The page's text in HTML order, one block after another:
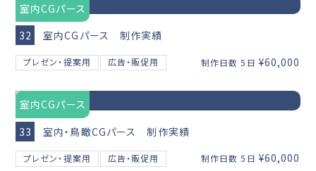
室内CGパース
32
室内CGパース 制作実績
プレゼン・提案用 広告・販促用 制作日数 5日 ¥60,000
室内CGパース
33
室内・鳥瞰CGパース 制作実績
プレゼン・提案用 広告・販促用 制作日数 5日 ¥60,000